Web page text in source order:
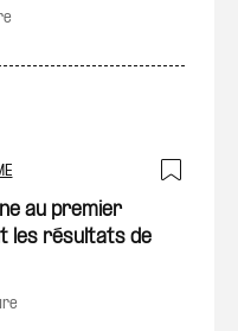
au premier
les résultats de